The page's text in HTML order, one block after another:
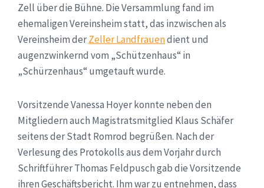
Zell über die Bühne. Die Versammlung fand im
ehemaligen Vereinsheim statt, das inzwischen als
Vereinsheim derZeller Landfrauendient und
augenzwinkernd vom „Schützenhaus“ in
„Schürzenhaus“ umgetauft wurde.
Vorsitzende Vanessa Hoyer konnte neben den
Mitgliedern auch Magistratsmitglied Klaus Schäfer
seitens der Stadt Romrod begrüßen. Nach der
Verlesung des Protokolls aus dem Vorjahr durch
Schriftführer Thomas Feldpusch gab die Vorsitzende
ihren Geschäftsbericht. Ihm war zu entnehmen, dass